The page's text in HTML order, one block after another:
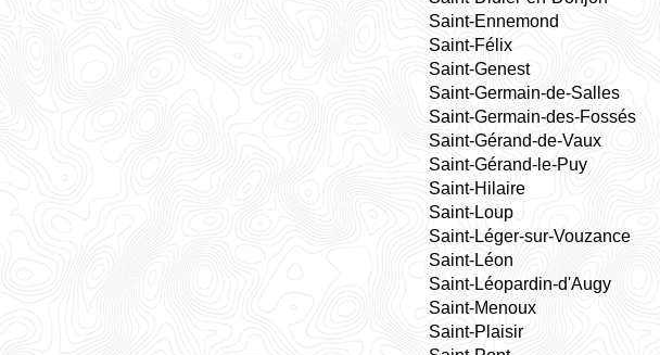
Saint-Ennemond
Saint-Félix
Saint-Genest
Saint-Germain-de-Salles
Saint-Germain-des-Fossés
Saint-Gérand-de-Vaux
Saint-Gérand-le-Puy
Saint-Hilaire
Saint-Loup
Saint-Léger-sur-Vouzance
Saint-Léon
Saint-Léopardin-d'Augy
Saint-Menoux
Saint-Plaisir